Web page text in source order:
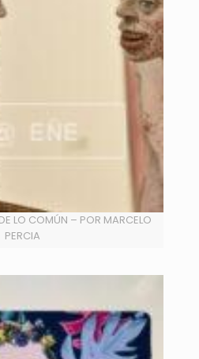
LO COMÚN – POR MARCELO
PERCIA